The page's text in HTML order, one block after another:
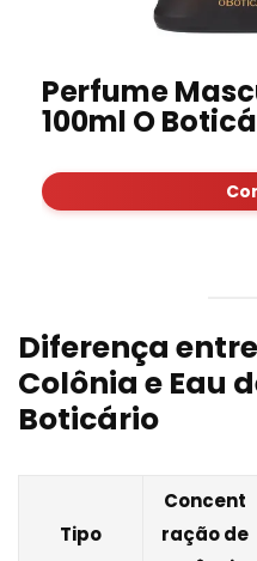
Perfume
100ml O
Diferença
Colônia e Eau
Boticário
Tipo
Concent
ração de